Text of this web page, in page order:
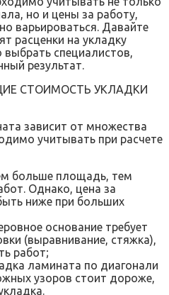
но и цены за работу,
варьироваться. Давайте
расценки на укладку
специалистов,
результат.
СТОИМОСТЬ УКЛАДКИ
зависит от множества
учитывать при расчете
больше площадь, тем
Однако, цена за
ниже при больших
основание требует
(выравнивание, стяжка),
работ;
ламината по диагонали
узоров стоит дороже,